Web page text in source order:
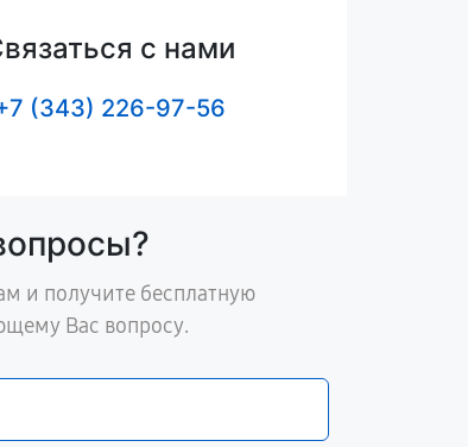
с нами
(343) 226-97-56
и получите бесплатную
Вас вопросу.